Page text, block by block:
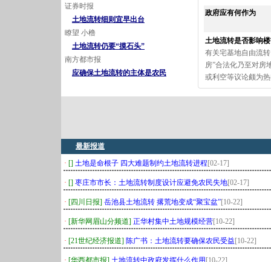
证券时报
土地流转细则宜早出台
瞭望 小橹
土地流转仍要“摸石头”
南方都市报
应确保土地流转的主体是农民
政府应有何作为
土地流转是否影响
有关宅基地自由流
房”合法化乃至对房
或利空等议论颇为
最新报道
· [] 土地是命根子 四大难题制约土地流转进程 [02-17]
· [] 枣庄市市长：土地流转制度设计应避免农民失地[02-17]
· [四川日报] 岳池县土地流转 撂荒地变成“聚宝盆”[10-22]
· [新华网眉山分频道] 正华村集中土地规模经营[10-22]
· [21世纪经济报道] 陈广书：土地流转要确保农民受益 [10-22]
· [华西都市报] 土地流转中政府发挥什么作用 [10-22]